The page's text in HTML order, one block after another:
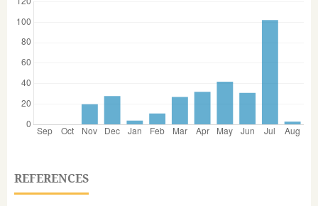
REFERENCES